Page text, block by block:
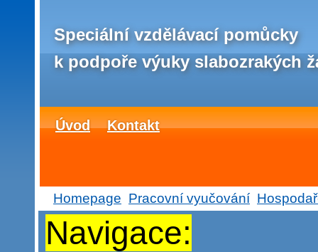
Speciální vzdělávací pomůcky
k podpoře výuky slabozrakých
Úvod Kontakt
Homepage Pracovní vyučování
Navigace: